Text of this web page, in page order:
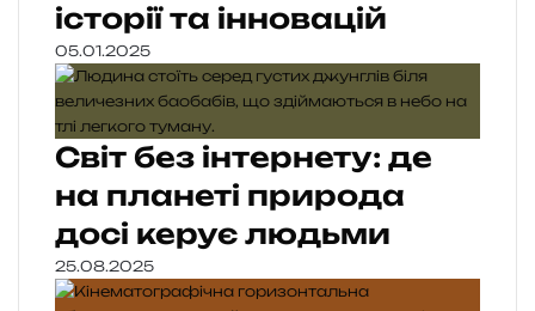
історії та інновацій
05.01.2025
Світ без інтернету: де
на планеті природа
досі керує людьми
25.08.2025